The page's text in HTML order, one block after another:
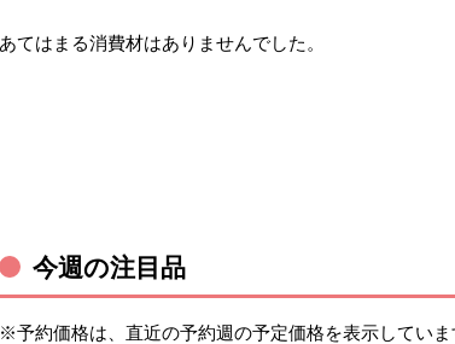
あてはまる消費材はありませんでした。
今週の注目品
※予約価格は、直近の予約週の予定価格を表示していま